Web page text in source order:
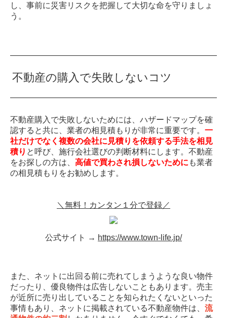
し、事前に災害リスクを把握して大切な命を守りましょ
う。
不動産の購入で失敗しないコツ
不動産購入で失敗しないためには、ハザードマップを確
認すると共に、業者の相見積もりが非常に重要です。 一
社だけでなく複数の会社に見積りを依頼する手法を相見
積り と呼び、施行会社選びの判断材料にします。不動産
をお探しの方は、 高値で買わされ損しないために も業者
の相見積もりをお勧めします。
＼無料！カンタン１分で登録／
公式サイト → https://www.town-life.jp/
また、ネットに出回る前に売れてしまうような良い物件
だったり、優良物件は広告しないこともあります。売主
が近所に売り出していることを知られたくないといった
事情もあり、ネットに掲載されている不動産物件は、 流